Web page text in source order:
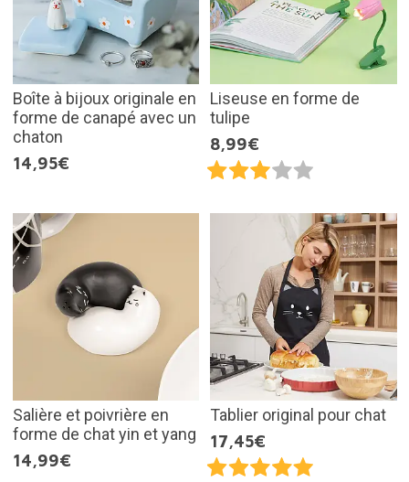
Boîte à bijoux originale en
forme de canapé avec un
chaton
14,95€
Liseuse en forme de
tulipe
8,99€
Salière et poivrière en
forme de chat yin et yang
14,99€
Tablier original pour chat
17,45€